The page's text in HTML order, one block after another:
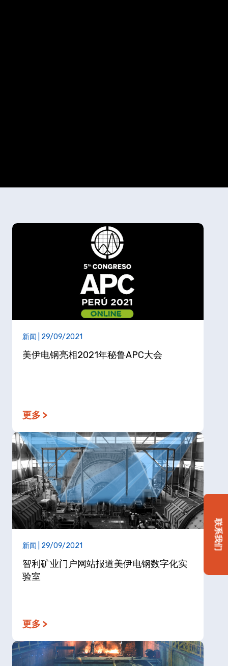
新闻 | 29/09/2021
美伊电钢亮相2021年秘鲁APC大会
更多 >
新闻 | 29/09/2021
智利矿业门户网站报道美伊电钢数字化实
验室
更多 >
联系我们